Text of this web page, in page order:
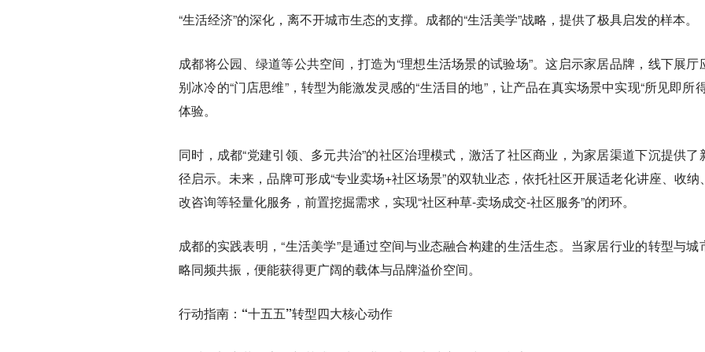
“生活经济”的深化，离不开城市生态的支撑。成都的“生活美学”战略，提供了极具启发的样本。
成都将公园、绿道等公共空间，打造为“理想生活场景的试验场”。这启示家居品牌，线下展厅
别冰冷的“门店思维”，转型为能激发灵感的“生活目的地”，让产品在真实场景中实现“所见即所
体验。
同时，成都“党建引领、多元共治”的社区治理模式，激活了社区商业，为家居渠道下沉提供了
径启示。未来，品牌可形成“专业卖场+社区场景”的双轨业态，依托社区开展适老化讲座、收纳
改咨询等轻量化服务，前置挖掘需求，实现“社区种草-卖场成交-社区服务”的闭环。
成都的实践表明，“生活美学”是通过空间与业态融合构建的生活生态。当家居行业的转型与城
略同频共振，便能获得更广阔的载体与品牌溢价空间。
行动指南：“十五五”转型四大核心动作